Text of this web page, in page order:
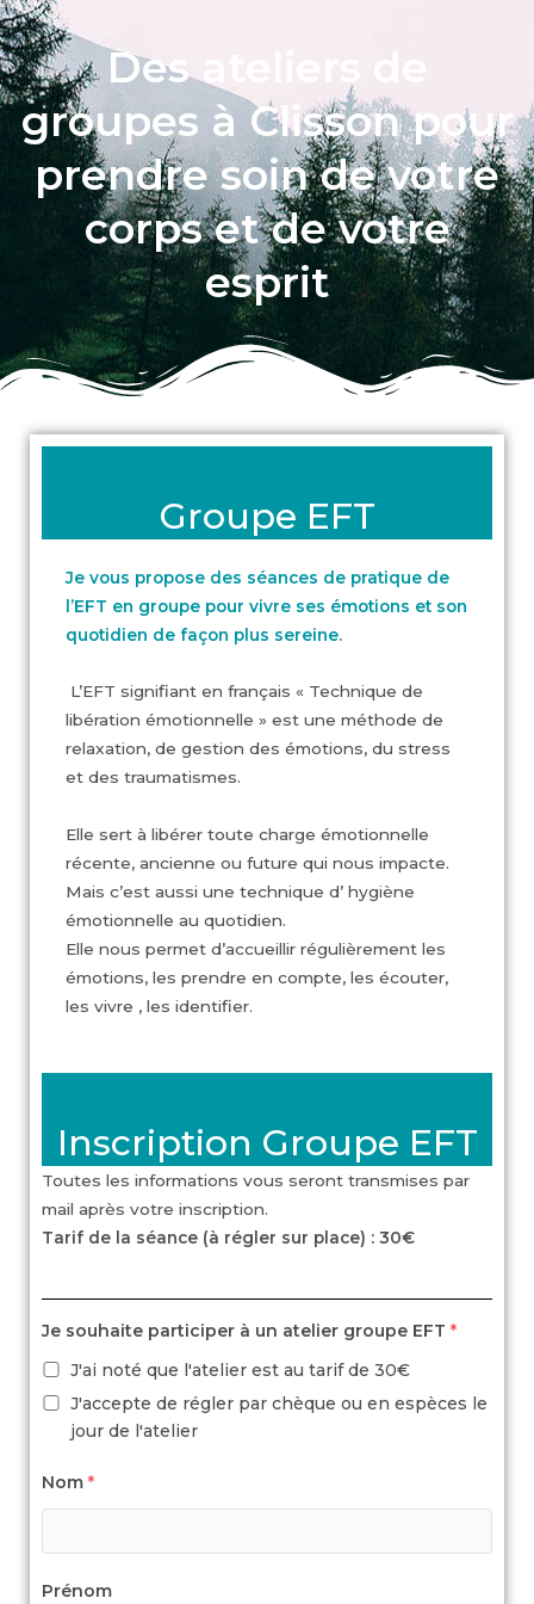
Des ateliers de
groupes à Clisson pour
prendre soin de votre
corps et de votre
esprit
Groupe EFT
Je vous propose des séances de pratique de
l’EFT en groupe pour vivre ses émotions et son
quotidien de façon plus sereine.
L’EFT signifiant en français « Technique de
libération émotionnelle » est une méthode de
relaxation, de gestion des émotions, du stress
et des traumatismes.
Elle sert à libérer toute charge émotionnelle
récente, ancienne ou future qui nous impacte.
Mais c’est aussi une technique d’ hygiène
émotionnelle au quotidien.
Elle nous permet d’accueillir régulièrement les
émotions, les prendre en compte, les écouter,
les vivre , les identifier.
Inscription Groupe EFT
Toutes les informations vous seront transmises par
mail après votre inscription.
Tarif de la séance (à régler sur place) : 30€
Je souhaite participer à un atelier groupe EFT *
J'ai noté que l'atelier est au tarif de 30€
J'accepte de régler par chèque ou en espèces le
jour de l'atelier
Nom *
Prénom